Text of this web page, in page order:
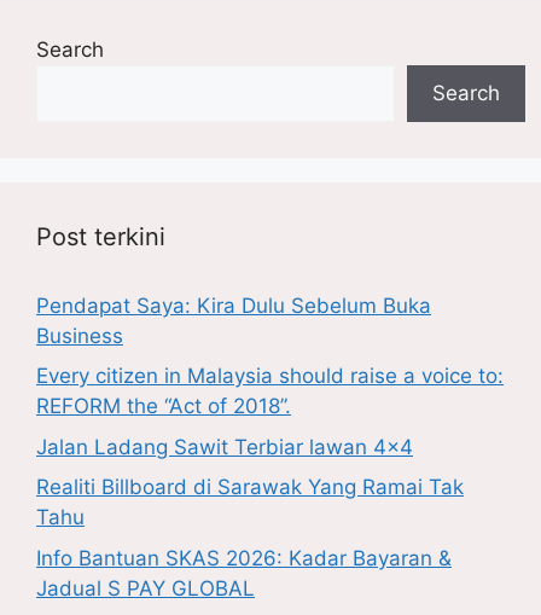
Search
Search
Post terkini
Pendapat Saya: Kira Dulu Sebelum Buka
Business
Every citizen in Malaysia should raise a voice to:
REFORM the “Act of 2018”.
Jalan Ladang Sawit Terbiar lawan 4×4
Realiti Billboard di Sarawak Yang Ramai Tak
Tahu
Info Bantuan SKAS 2026: Kadar Bayaran &
Jadual S PAY GLOBAL